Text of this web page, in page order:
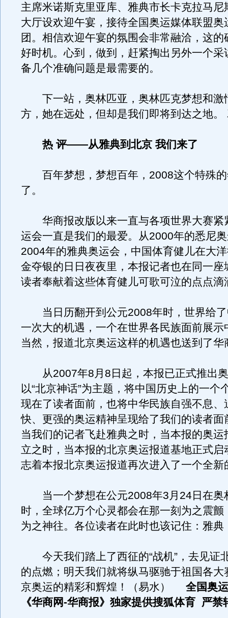
主席米诺斯克里亚库、雅典市长卡克拉马尼
大厅设欢迎午宴，接待全国奥运媒体联盟奥
团。相信欢迎午宴的氛围会非常融洽，这的
好时机。心到，做到，赶紧掏出另外一个
备几个准确问题是最需要的。
下一站，奥林匹亚，奥林匹克梦想和激
方，她在远处，但却是我们即将到达之地。
热 评——从雅典到北京 我们来了
百年梦想，梦想百年，2008这个特殊的
了。
华商报改版以来一直与各项世界大赛紧
运会一直是我们的最爱。从2000年的悉尼
2004年的雅典奥运会，中国体育健儿在大
金夺银的日日夜夜里，本报记者也在同一座
读者奉献着这些体育健儿可歌可泣的点点滴
当日历翻开到公元2008年时，世界给了
一次大的机遇，一个在世界各民族面前展示
当然，报道北京奥运这样的机遇也送到了华
从2007年8月8日起，本报已正式推出
以“北京神话”为主题，将中国历史上的一个
现在了读者面前，也将中华民族自强不息、
快、更强的奥运精神呈现给了我们的读者面
当我们的记者飞赴雅典之时，当本报的奥运
立之时，当本报的北京奥运报道基地正式启
志着本报北京奥运报道再次进入了一个全新
当一个梦想在公元2008年3月24日在奥
时，全球亿万个心灵都会在那一刻为之震颤
为之神往。各位读者在此时也该记住：雅典
今天我们踏上了西征的“战机”，去见证
的点燃；明天我们就将纵马驱驰于祖国各大
京奥运的精彩和辉煌！（易水） 全国奥
《华商网-华商报》独家提供搜狐体育 严禁